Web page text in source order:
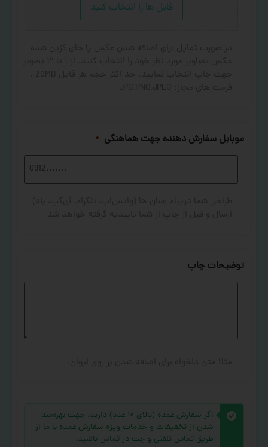
فایل ها را انتخاب کنید
موبایل سفارش دهنده جهت هماهنگی *
توضیحات چاپ
اگر سفارش عمده (بالای ۱۰ عدد) دارید، جهت بهره‌مند
شدن از تخفیفات و خدمات ویژه سفارش عمده با ما از
طریق تماس تلفنی و چت در تماس باشید.